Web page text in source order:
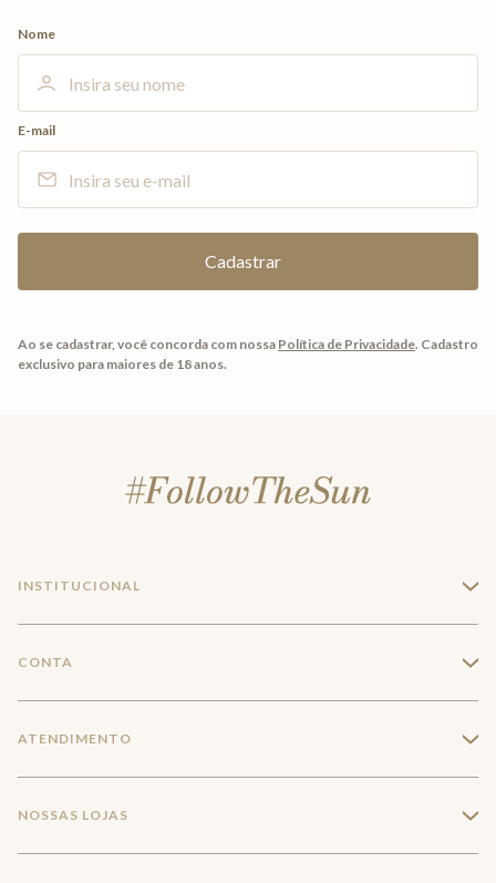
Nome
E-mail
Ao se cadastrar, você concorda com nossa Política de Privacidade. Cadastro
exclusivo para maiores de 18 anos.
INSTITUCIONAL +
Trabalhe conosco
CONTA +
Meus pedidos
ATENDIMENTO +
NOSSAS LOJAS +